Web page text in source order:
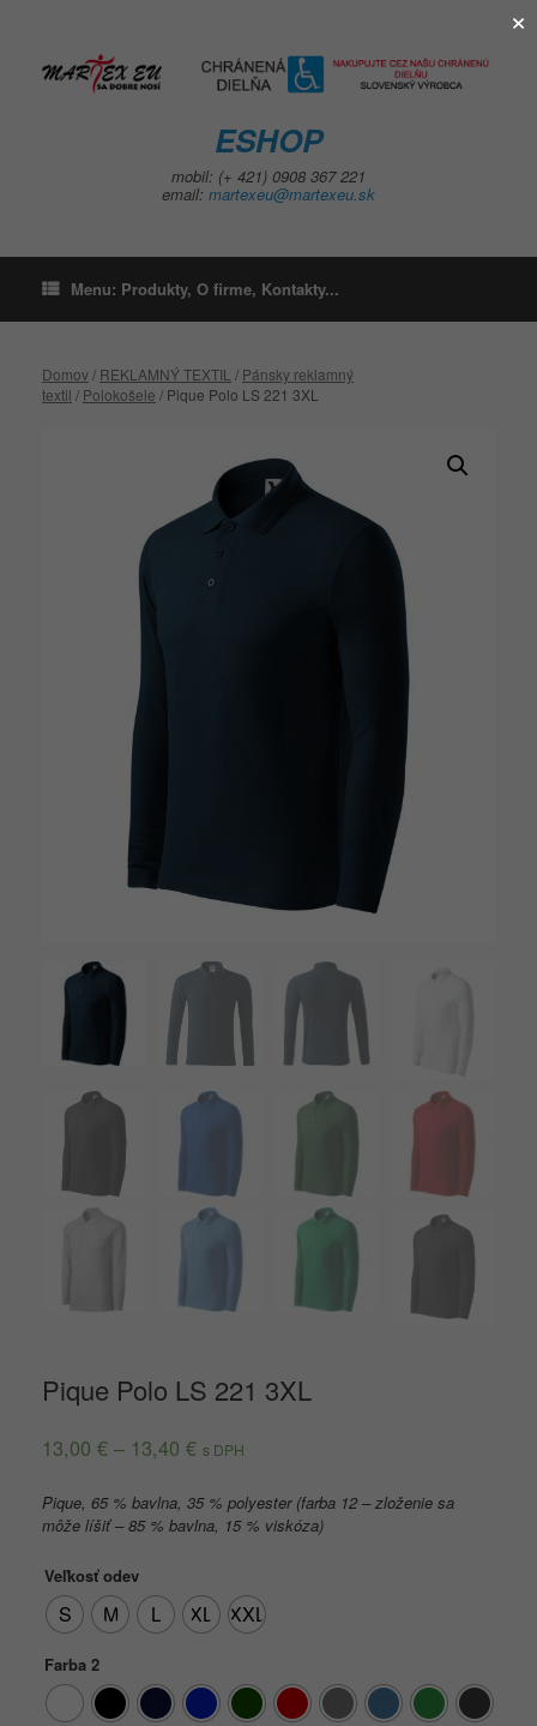
ESHOP
mobil: (+ 421) 0908 367 221
email: martexeu@martexeu.sk
Menu: Produkty, O firme, Kontakty...
Domov/ REKLAMNÝ TEXTIL / Pánsky reklamný
textil / Polokošele / Pique Polo LS 221 3XL
Pique Polo LS 221 3XL
13,00 € – 13,40 € s DPH
Pique, 65 % bavlna, 35 % polyester (farba 12 – zloženie sa
môže líšiť – 85 % bavlna, 15 % viskóza)
Veľkosť odev
S M L XL XXL
Farba 2
×